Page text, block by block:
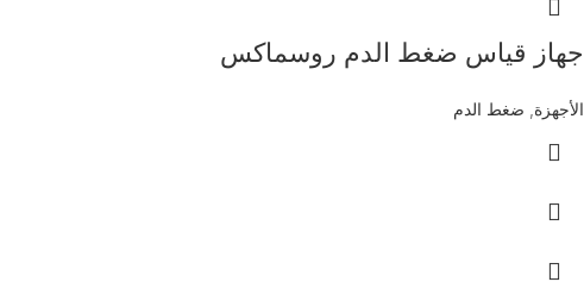
جهاز قياس ضغط الدم روسماكس
الأجهزة ضغط الدم